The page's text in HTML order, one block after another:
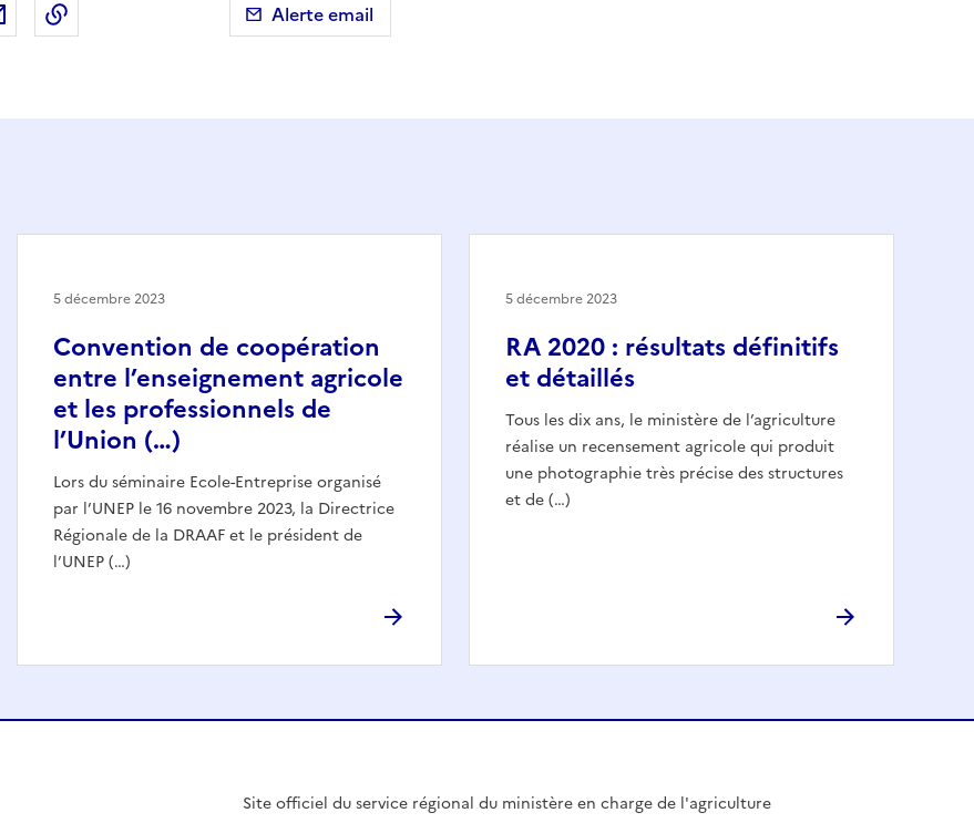
(anciennement Twitter)
sur LinkedIn
Partager par emailCopier dans le presse-papierAlerte email
Convention de coopération
entre l’enseignement agricole
et les professionnels de
l’Union (…)
Lors du séminaire Ecole-Entreprise organisé
par l’UNEP le 16 novembre 2023, la Directrice
Régionale de la DRAAF et le président de
l’UNEP (…)
5 décembre 2023
RA 2020 : résultats définitifs
et détaillés
Tous les dix ans, le ministère de l’agriculture
réalise un recensement agricole qui produit
une photographie très précise des structures
et de (…)
5 décembre 2023
Site officiel du service régional du ministère en charge de l'agriculture